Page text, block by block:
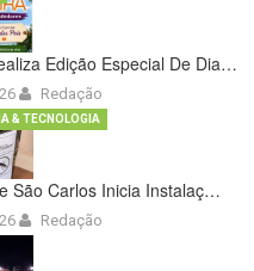
Edição Especial De Dia…
Redação
São Carlos Inicia Instalaç…
& TECNOLOGIA
Redação